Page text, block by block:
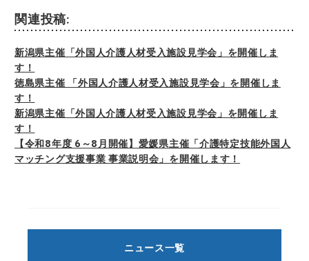
う）又は第三者提供記録の開示等に
応じます。開示等の請求等に応じる
窓口は、以下の「お問合せ先」をご
覧ください。
個人情報の各入力項目への入力は、
目（※印項目）に入力がない場合
は、お問合わせの内容によっては対
当サイトでは、サイトのユーザービ
リティーの向上に役立てるためのア
関連投稿:
新潟県主催「外国人介護人材受入施設見学会」を開催しま
す！
徳島県主催 「外国人介護人材受入施設見学会」を開催しま
す！
新潟県主催「外国人介護人材受入施設見学会」を開催しま
す！
【令和8年度 6～8月開催】愛媛県主催「介護特定技能外国人
マッチング支援事業 事業説明会」を開催します！
ニュース一覧